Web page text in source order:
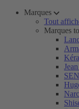
Marques
Tout
Marques